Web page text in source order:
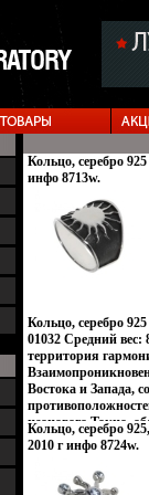
Кольцо, серебро
инфо 8713w.
Кольцо, серебро
01032 Средний вес:
территория
Востока и Запада,
неонового Токио,
кофеин,
дворцов,
лазурных
моды и тенденций
Кольцо, серебро
2010 г инфо 8724w.